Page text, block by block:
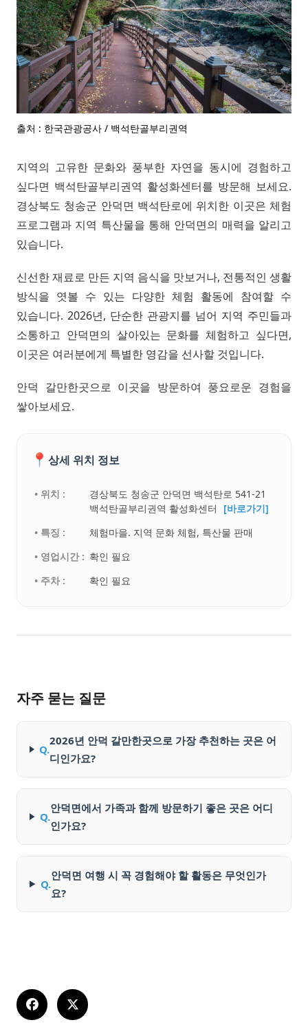
출처 : 한국관광공사 / 백석탄골부리권역
지역의 고유한 문화와 풍부한 자연을 동시에 경험하고
싶다면 백석탄골부리권역 활성화센터를 방문해 보세요.
경상북도 청송군 안덕면 백석탄로에 위치한 이곳은 체험
프로그램과 지역 특산물을 통해 안덕면의 매력을 알리고
있습니다.
신선한 재료로 만든 지역 음식을 맛보거나, 전통적인 생활
방식을 엿볼 수 있는 다양한 체험 활동에 참여할 수
있습니다. 2026년, 단순한 관광지를 넘어 지역 주민들과
소통하고 안덕면의 살아있는 문화를 체험하고 싶다면,
이곳은 여러분에게 특별한 영감을 선사할 것입니다.
안덕 갈만한곳으로 이곳을 방문하여 풍요로운 경험을
쌓아보세요.
📍 상세 위치 정보
• 위치 :
경상북도 청송군 안덕면 백석탄로 541-21
백석탄골부리권역 활성화센터
[바로가기]
• 특징 :
체험마을. 지역 문화 체험, 특산물 판매
• 영업시간 : 확인 필요
• 주차 :
확인 필요
자주 묻는 질문
Q.
2026년 안덕 갈만한곳으로 가장 추천하는 곳은 어
디인가요?
Q.
안덕면에서 가족과 함께 방문하기 좋은 곳은 어디
인가요?
Q.
안덕면 여행 시 꼭 경험해야 할 활동은 무엇인가
요?